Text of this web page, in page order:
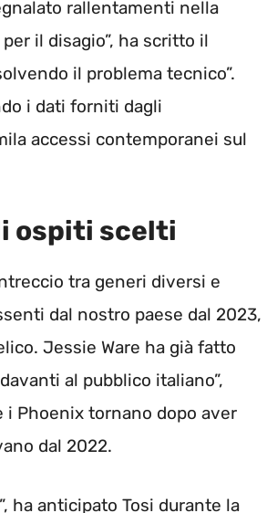
rallentamenti nella
il disagio”, ha scritto il
il problema tecnico”.
i dati forniti dagli
accessi contemporanei sul
ospiti scelti
tra generi diversi e
dal nostro paese dal 2023,
Jessie Ware ha già fatto
al pubblico italiano”,
i Phoenix tornano dopo aver
dal 2022.
ha anticipato Tosi durante la